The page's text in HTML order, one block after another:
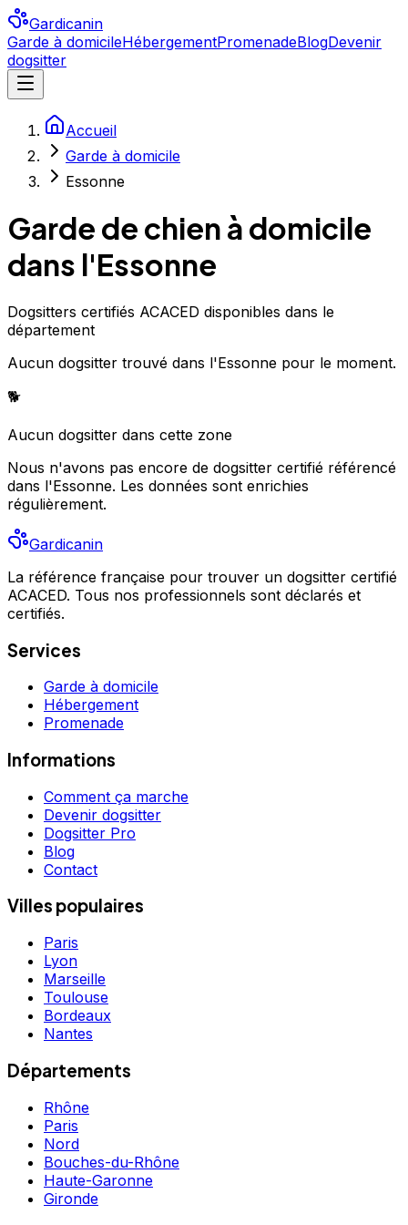
Gardicanin
Garde à domicileHébergementPromenadeBlogDevenir
dogsitter
Accueil
Garde à domicile
Essonne
Garde de chien à domicile
dans l'Essonne
Dogsitters certifiés ACACED disponibles dans le
département
Aucun dogsitter trouvé dans l'Essonne pour le moment.
🐕
Aucun dogsitter dans cette zone
Nous n'avons pas encore de dogsitter certifié référencé
dans l'Essonne. Les données sont enrichies
régulièrement.
Gardicanin
La référence française pour trouver un dogsitter certifié
ACACED. Tous nos professionnels sont déclarés et
certifiés.
Services
Garde à domicile
Hébergement
Promenade
Informations
Comment ça marche
Devenir dogsitter
Dogsitter Pro
Blog
Contact
Villes populaires
Paris
Lyon
Marseille
Toulouse
Bordeaux
Nantes
Départements
Rhône
Paris
Nord
Bouches-du-Rhône
Haute-Garonne
Gironde